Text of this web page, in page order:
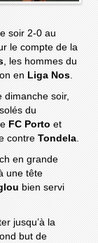
soir 2-0 au
le compte de la
, les hommes du
en Liga Nos.
dimanche soir,
du
FC Porto et
contreTondela.
en grande
une tête
bien servi
jusqu’à la
but de